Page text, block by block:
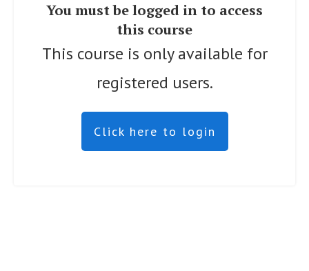
You must be logged in to access
this course
This course is only available for
registered users.
Click here to login